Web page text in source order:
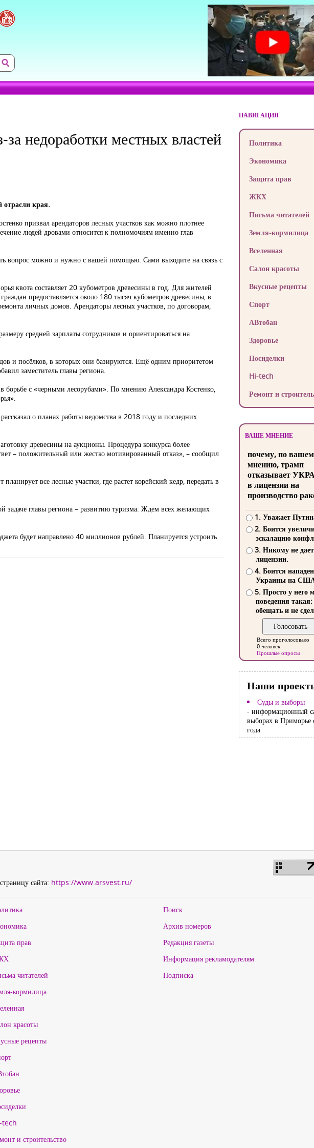
недоработки местных властей
отрасли края.
призвал арендаторов лесных участков как можно плотнее
людей дровами относится к полномочиям именно глав
вопрос можно и нужно с вашей помощью. Сами выходите на связь с
квота составляет 20 кубометров древесины в год. Для жителей
предоставляется около 180 тысяч кубометров древесины, в
личных домов. Арендаторы лесных участков, по договорам,
средней зарплаты сотрудников и ориентироваться на
и посёлков, в которых они базируются. Ещё одним приоритетом
заместитель главы региона.
борьбе с «черными лесорубами». По мнению Александра Костенко,
о планах работы ведомства в 2018 году и последних
древесины на аукционы. Процедура конкурса более
– положительный или жестко мотивированный отказ», – сообщил
все лесные участки, где растет корейский кедр, передать в
задаче главы региона – развитию туризма. Ждем всех желающих
будет направлено 40 миллионов рублей. Планируется устроить
НАВИГАЦИЯ
Политика
Экономика
Защита прав
ЖКХ
Письма читателей
Земля-кормилица
Вселенная
Салон красоты
Вкусные рецепты
Спорт
АВтобан
Здоровье
Посиделки
Hi-tech
Ремонт и
ВАШЕ МНЕНИЕ
почему, по
мнению, трамп
отказывает
в лицензии на
производство
1. Уважает
2. Боится
эскалацию
3. Никому не
лицензии.
4. Боится
Украины на
5. Просто у него
поведения такая:
обещать и не
Всего проголосовало
0 человек
Прошлые опросы
Наши
Суды и выборы
- информационный
выборах в Приморье
года
сайта: https://www.arsvest.ru/
прав
читателей
кормилица
красоты
рецепты
tech
и строительство
Поиск
Архив номеров
Редакция газеты
Информация рекламодателям
Подписка